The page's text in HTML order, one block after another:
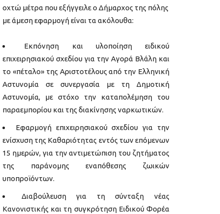
οχτώ μέτρα που εξήγγειλε ο Δήμαρχος της πόλης
με άμεση εφαρμογή είναι τα ακόλουθα:
Εκπόνηση και υλοποίηση ειδικού
επιχειρησιακού σχεδίου για την Αγορά Βλάλη και
το «πέταλο» της Αριστοτέλους από την Ελληνική
Αστυνομία σε συνεργασία με τη Δημοτική
Αστυνομία, με στόχο την καταπολέμηση του
παραεμπορίου και της διακίνησης ναρκωτικών.
Εφαρμογή επιχειρησιακού σχεδίου για την
ενίσχυση της Καθαριότητας εντός των επόμενων
15 ημερών, για την αντιμετώπιση του ζητήματος
της παράνομης εναπόθεσης ζωικών
υποπροϊόντων.
Διαβούλευση για τη σύνταξη νέας
Κανονιστικής και τη συγκρότηση Ειδικού Φορέα